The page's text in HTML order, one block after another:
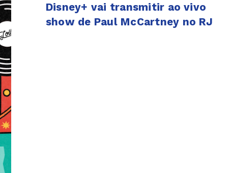
Disney+ vai transmitir ao vivo
show de Paul McCartney no RJ